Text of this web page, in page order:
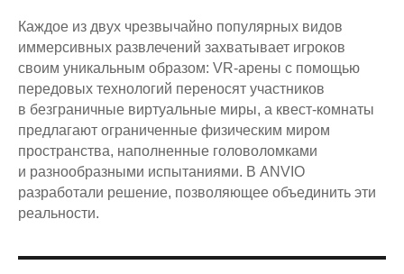
Каждое из двух чрезвычайно популярных видов
иммерсивных развлечений захватывает игроков
своим уникальным образом: VR-арены с помощью
передовых технологий переносят участников
в безграничные виртуальные миры, а квест-комнаты
предлагают ограниченные физическим миром
пространства, наполненные головоломками
и разнообразными испытаниями. В ANVIO
разработали решение, позволяющее объединить эти
реальности.